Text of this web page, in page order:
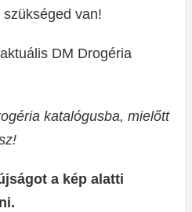
van!
DM Drogéria
katalógusba, mielőtt
a kép alatti